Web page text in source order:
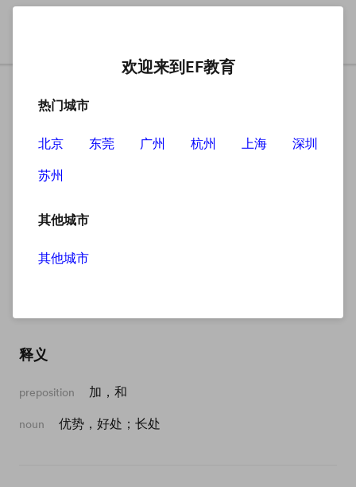
plus
释义
preposition 加，和
noun 优势，好处；长处
欢迎来到EF教育
热门城市
北京 东莞 广州 杭州 上海
深圳
苏州
其他城市
其他城市